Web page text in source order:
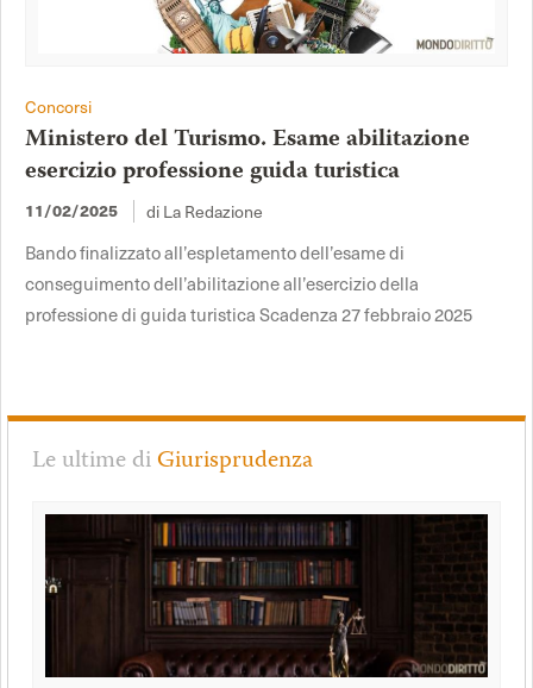
Concorsi
Ministero del Turismo. Esame abilitazione
esercizio professione guida turistica
11/02/2025 di La Redazione
Bando finalizzato all’espletamento dell’esame di
conseguimento dell’abilitazione all’esercizio della
professione di guida turistica Scadenza 27 febbraio 2025
Le ultime diGiurisprudenza